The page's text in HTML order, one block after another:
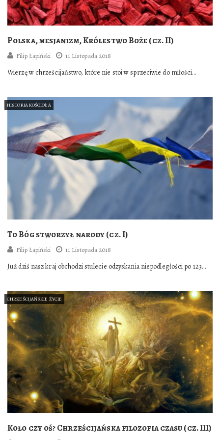
Polska, mesjanizm, Królestwo Boże (cz. II)
Filip Łapiński 11 Listopada 2018
Wierzę w chrześcijaństwo, które nie stoi w sprzeciwie do miłości
HISTORIA KOŚCIOŁA
To Bóg stworzył narody (cz. I)
Filip Łapiński 11 Listopada 2018
Już dziś nasz kraj obchodzi stulecie odzyskania niepodległości po 123
CHRZEŚCIJAŃSKIE ŻYCIE
Koło czy oś? Chrześcijańska filozofia czasu (cz. III)